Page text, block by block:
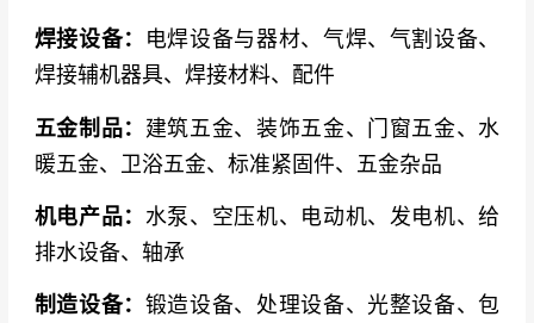
焊接设备：
电焊设备与器材、气焊、气割设备、
焊接辅机器具、焊接材料、配件
五金制品： 建筑五金、装饰五金、门窗五金、水
暖五金、卫浴五金、标准紧固件、五金杂品
机电产品： 水泵、空压机、电动机、发电机、给
排水设备、轴承
制造设备： 锻造设备、处理设备、光整设备、包